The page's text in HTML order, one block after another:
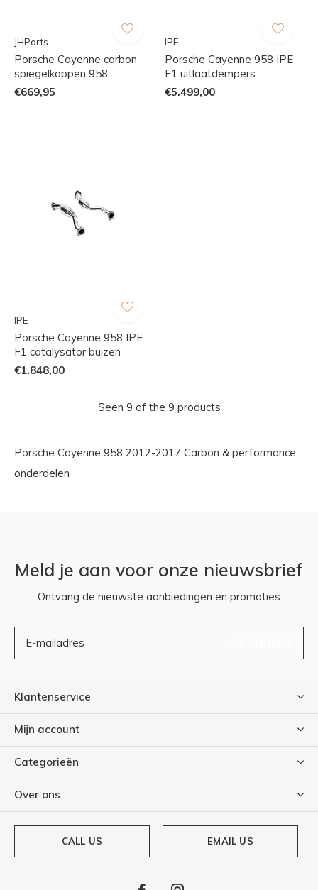
JHParts
Porsche Cayenne carbon
spiegelkappen 958
€669,95
IPE
Porsche Cayenne 958 IPE
F1 uitlaatdempers
€5.499,00
IPE
Porsche Cayenne 958 IPE
F1 catalysator buizen
€1.848,00
Seen 9 of the 9 products
Porsche Cayenne 958 2012-2017 Carbon & performance
onderdelen
Meld je aan voor onze nieuwsbrief
Ontvang de nieuwste aanbiedingen en promoties
Klantenservice
Mijn account
Categorieën
Over ons
CALL US EMAIL US